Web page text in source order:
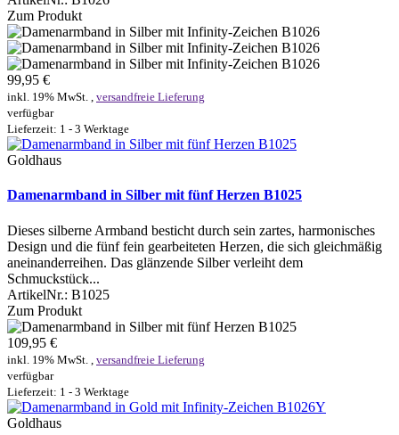
Zum Produkt
99,95 €
inkl. 19% MwSt. , versandfreie Lieferung
verfügbar
Lieferzeit: 1 - 3 Werktage
Goldhaus
Damenarmband in Silber mit fünf Herzen B1025
Dieses silberne Armband besticht durch sein zartes, harmonisches
Design und die fünf fein gearbeiteten Herzen, die sich gleichmäßig
aneinanderreihen. Das glänzende Silber verleiht dem
Schmuckstück...
ArtikelNr.: B1025
Zum Produkt
109,95 €
inkl. 19% MwSt. , versandfreie Lieferung
verfügbar
Lieferzeit: 1 - 3 Werktage
Goldhaus